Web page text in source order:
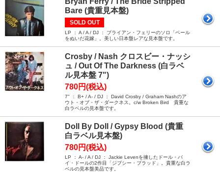
Bare (貴重見本盤)
SOLD OUT
LP ： A / A / DJ ： ブライアン・フェリーのソロ「ベール
をぬいだ花嫁」。美しい日本盤レアな見本盤です。
Crosby / Nash クロスビー・ナッシ
ュ / Out Of The Darkness (白ラベ
ル見本盤 7")
780円(税込)
7" ： B+ / A- / DJ ： David Crosby / Graham Nashのア
ウト・オブ・ザ・ダークネス。c/w Broken Bird 貴重な
白ラベルの見本盤です。
Doll By Doll / Gypsy Blood (貴重
白ラベル見本盤)
780円(税込)
LP ： A- / A / DJ ： Jackie Levenを擁したドール・バ
イ・ドールの2作目「ジプシー・ブラッド」。貴重な白ラ
ベルの見本盤美品です。